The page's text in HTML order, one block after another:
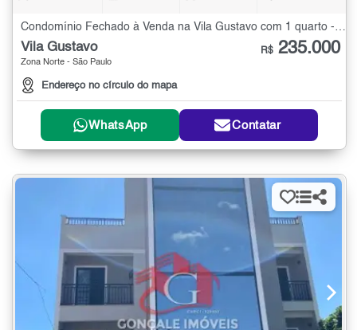
Condomínio Fechado à Venda na Vila Gustavo com 1 quarto - 32 m²
Vila Gustavo
Zona Norte - São Paulo
Endereço no círculo do mapa
R$ 235.000
WhatsApp Contatar